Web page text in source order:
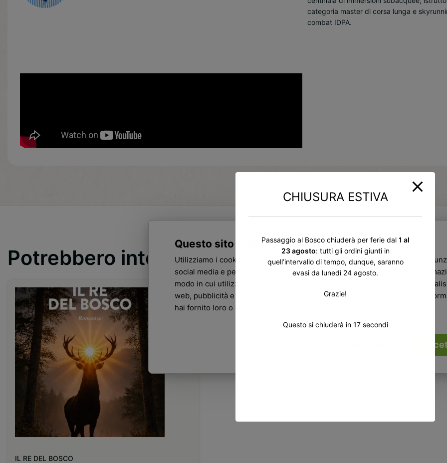
Questo sito web utilizza i cookie
Utilizziamo i cookie per personalizzare contenuti ed annunci, per fornire
social media e per analizzare il nostro traffico. Condividiamo inoltre
modo in cui utilizzi il nostro sito con i nostri partner che si occupano di
web, pubblicità e social media, i quali potrebbero combinarle con altre
hai fornito loro o che hanno raccolto dal tuo utilizzo dei loro servizi.
categoria master di corsa lunga e
combat IDPA.
Potrebbero interessarti anche
IL RE DEL BOSCO
CHIUSURA ESTIVA
Passaggio al Bosco chiuderà per ferie dal 1 al
23 agosto: tutti gli ordini giunti in
quell’intervallo di tempo, dunque, saranno
evasi da lunedì 24 agosto.
Grazie!
Questo si chiuderà in 16 secondi